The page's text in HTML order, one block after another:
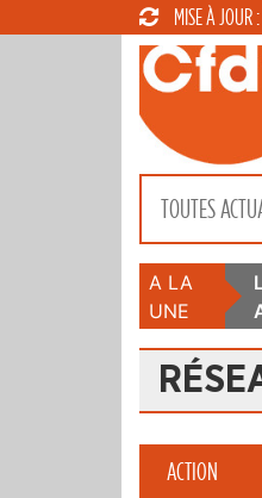
MISE À
TOUTES
A LA
UNE
ACTION